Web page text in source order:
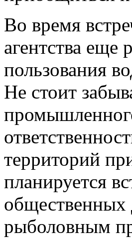
Во время
агентства еще
пользования
Не стоит
территорий
планируется
общественных
рыболовным